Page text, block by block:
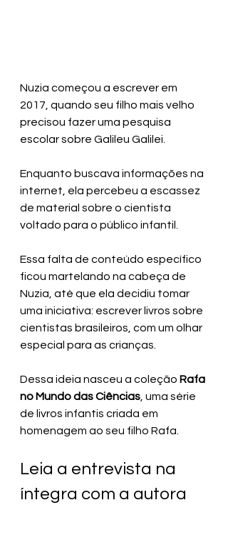
Nuzia começou a escrever em
2017, quando seu filho mais velho
precisou fazer uma pesquisa
escolar sobre Galileu Galilei.
Enquanto buscava informações na
internet, ela percebeu a escassez
de material sobre o cientista
voltado para o público infantil.
Essa falta de conteúdo específico
ficou martelando na cabeça de
Nuzia, até que ela decidiu tomar
uma iniciativa: escrever livros sobre
cientistas brasileiros, com um olhar
especial para as crianças.
Dessa ideia nasceu a coleção Rafa
no Mundo das Ciências , uma série
de livros infantis criada em
homenagem ao seu filho Rafa.
Leia a entrevista na
íntegra com a autora